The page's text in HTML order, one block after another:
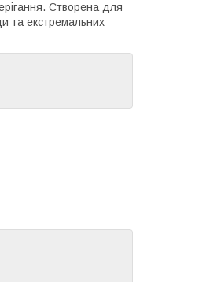
Створена для
та екстремальних